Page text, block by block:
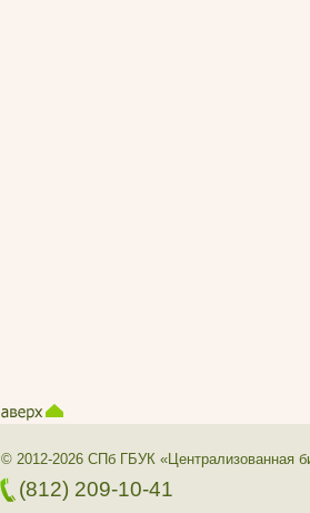
© 2012-2026 СПб ГБУК «Централизованная
(812) 209-10-41